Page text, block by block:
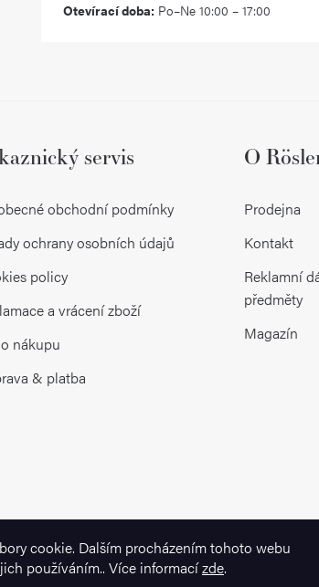
cookie. Dalším procházením tohoto webu
používáním.. Více informacízde.
Otevírací doba: Po–Ne 10:00 – 17:00
servis
obchodní podmínky
ochrany osobních údajů
policy
a vrácení zboží
nákupu
& platba
O
Prodejna
Kontakt
Reklamní
předměty
Magazín